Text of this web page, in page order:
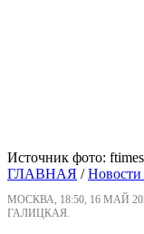
Источник фото:
ГЛАВНАЯ /Новости
МОСКВА, 18:50, 16 МАЙ
ГАЛИЦКАЯ.